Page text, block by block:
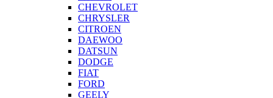
CHEVROLET
CHRYSLER
CITROEN
DAEWOO
DATSUN
DODGE
FIAT
FORD
GEELY